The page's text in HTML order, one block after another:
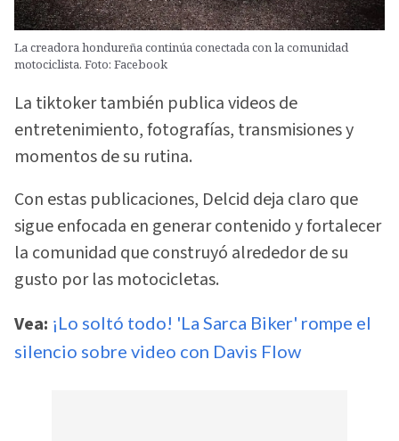
La creadora hondureña continúa conectada con la comunidad
motociclista. Foto: Facebook
La tiktoker también publica videos de
entretenimiento, fotografías, transmisiones y
momentos de su rutina.
Con estas publicaciones, Delcid deja claro que
sigue enfocada en generar contenido y fortalecer
la comunidad que construyó alrededor de su
gusto por las motocicletas.
Vea: ¡Lo soltó todo! 'La Sarca Biker' rompe el
silencio sobre video con Davis Flow